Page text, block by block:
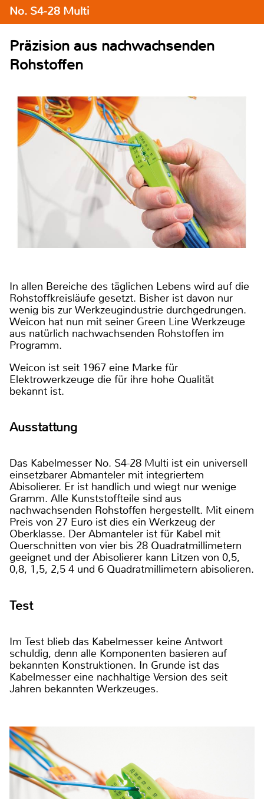
No. S4-28 Multi
Präzision aus nachwachsenden
Rohstoffen
In allen Bereiche des täglichen Lebens wird auf die
Rohstoffkreisläufe gesetzt. Bisher ist davon nur
wenig bis zur Werkzeugindustrie durchgedrungen.
Weicon hat nun mit seiner Green Line Werkzeuge
aus natürlich nachwachsenden Rohstoffen im
Programm.
Weicon ist seit 1967 eine Marke für
Elektrowerkzeuge die für ihre hohe Qualität
bekannt ist.
Ausstattung
Das Kabelmesser No. S4-28 Multi ist ein universell
einsetzbarer Abmanteler mit integriertem
Abisolierer. Er ist handlich und wiegt nur wenige
Gramm. Alle Kunststoffteile sind aus
nachwachsenden Rohstoffen hergestellt. Mit einem
Preis von 27 Euro ist dies ein Werkzeug der
Oberklasse. Der Abmanteler ist für Kabel mit
Querschnitten von vier bis 28 Quadratmillimetern
geeignet und der Abisolierer kann Litzen von 0,5,
0,8, 1,5, 2,5 4 und 6 Quadratmillimetern abisolieren.
Test
Im Test blieb das Kabelmesser keine Antwort
schuldig, denn alle Komponenten basieren auf
bekannten Konstruktionen. In Grunde ist das
Kabelmesser eine nachhaltige Version des seit
Jahren bekannten Werkzeuges.